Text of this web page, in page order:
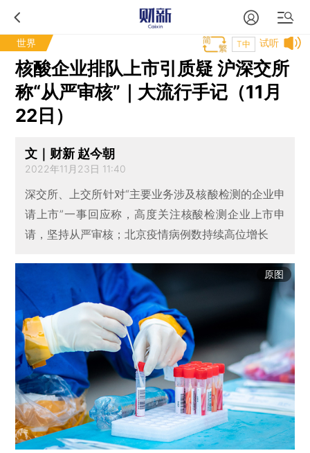
世界 试听
T中
核酸企业排队上市引质疑 沪深交所
称“从严审核”｜大流行手记（11月
22日）
文｜财新 赵今朝
2022年11月23日 11:40
深交所、上交所针对“主要业务涉及核酸检测的企业申
请上市”一事回应称，高度关注核酸检测企业上市申
请，坚持从严审核；北京疫情病例数持续高位增长
原图